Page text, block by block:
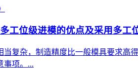
工位级进模的优点及采用多工
当复杂，制造精度比一般模具要求高
事项。...